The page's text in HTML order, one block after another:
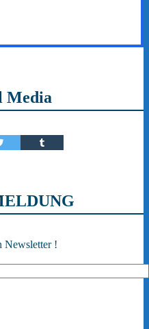
Media
Newsletter !